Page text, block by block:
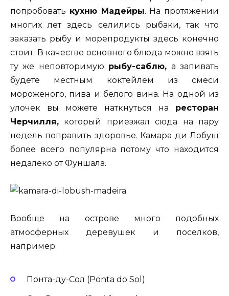
попробовать кухню Мадейры. На протяжении
многих лет здесь селились рыбаки, так что
заказать рыбу и морепродукты здесь конечно
стоит. В качестве основного блюда можно взять
ту же неповторимую рыбу-саблю, а запивать
будете местным коктейлем из смеси
мороженого, пива и белого вина. На одной из
улочек вы можете наткнуться на ресторан
Черчилля, который приезжал сюда на пару
недель поправить здоровье. Камара ди Лобуш
более всего популярна потому что находится
недалеко от Фуншала.
Вообще на острове много подобных
атмосферных деревушек и поселков,
например:
Понта-ду-Сол (Ponta do Sol)